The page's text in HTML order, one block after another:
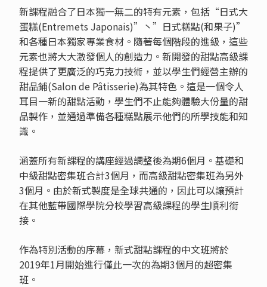
新課程融合了日本獨一無二的特有元素，包括“日式大
蛋糕(Entremets Japonais)”丶”日式糕點(和果子)”
和各種日本獨家專業食材。隨著每個階段的進級，這些
元素也將大大激發個人的創造力。新開發的甜點高級課
程提供了更廣泛的巧克力技術，並以學生們經營主辦的
甜品鋪(Salon de Pâtisserie)為其特色。這是一個令人
耳目一新的甜點活動，學生們不止能夠體驗大份量的甜
品製作，並通過準備各種糕點展示他們的所學技能和知
識。
涵蓋所有新課程的講座經過調整後為期6個月。基礎和
中級甜點密集班合計3個月，而高級甜點密集班為另外
3個月。由於新式製度是全球共通的，因此可以讓預計
在其他藍帶國際學院分校學習高級課程的學生順利銜
接。
作為特別活動的序幕，新式甜點課程的中文班將於
2019年1月開始進行僅此一次的為期3個月的超密集
班。